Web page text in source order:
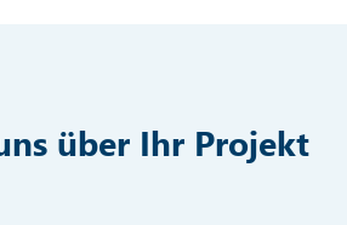
über Ihr Projekt